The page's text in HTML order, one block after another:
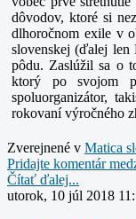
dôvodov, ktoré si
dlhoročnom exile v
slovenskej (ďalej
pôdu. Zaslúžil sa o
ktorý po svojom
spoluorganizátor,
rokovaní výročného
Zverejnené v Matica
Pridajte komentár
Čítať ďalej...
utorok, 10 júl 2018